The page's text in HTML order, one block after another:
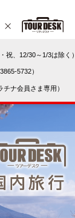
祝、12/30～1/3は除く）
3865-5732）
チナ会員さま専用）